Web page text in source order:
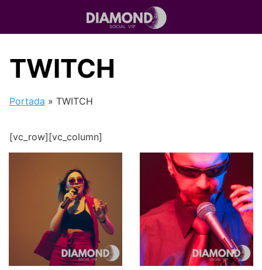
contenido
TWITCH
Portada » TWITCH
[vc_row][vc_column]